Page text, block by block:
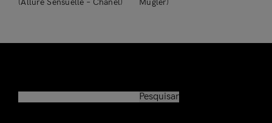
Não tem uma conta?
(Allure Sensuelle – Chanel)
Mugler)
Pesquisar